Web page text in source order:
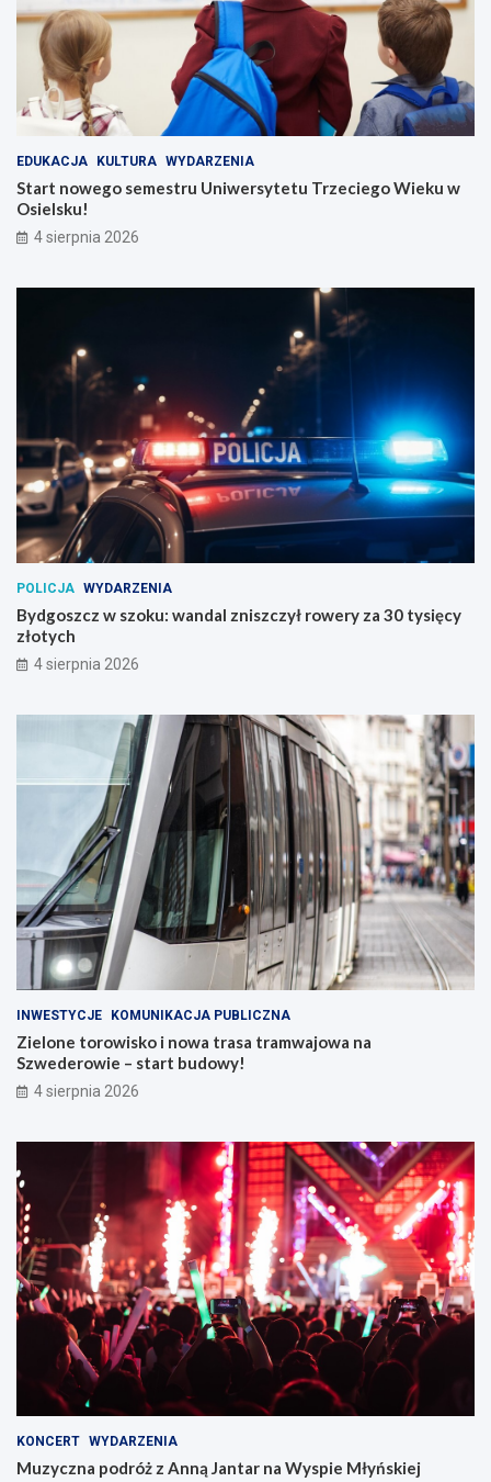
EDUKACJA KULTURA WYDARZENIA
Start nowego semestru Uniwersytetu Trzeciego Wieku w
Osielsku!
4 sierpnia 2026
POLICJA WYDARZENIA
Bydgoszcz w szoku: wandal zniszczył rowery za 30 tysięcy
złotych
4 sierpnia 2026
INWESTYCJE KOMUNIKACJA PUBLICZNA
Zielone torowisko i nowa trasa tramwajowa na
Szwederowie – start budowy!
4 sierpnia 2026
KONCERT WYDARZENIA
Muzyczna podróż z Anną Jantar na Wyspie Młyńskiej